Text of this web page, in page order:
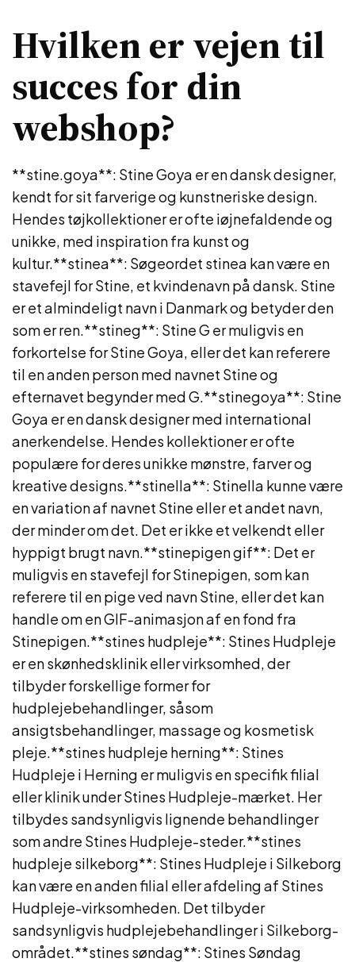
Hvilken er vejen til
succes for din
webshop?
**stine.goya**: Stine Goya er en dansk designer,
kendt for sit farverige og kunstneriske design.
Hendes tøjkollektioner er ofte iøjnefaldende og
unikke, med inspiration fra kunst og
kultur.**stinea**: Søgeordet stinea kan være en
stavefejl for Stine, et kvindenavn på dansk. Stine
er et almindeligt navn i Danmark og betyder den
som er ren.**stineg**: Stine G er muligvis en
forkortelse for Stine Goya, eller det kan referere
til en anden person med navnet Stine og
efternavet begynder med G.**stinegoya**: Stine
Goya er en dansk designer med international
anerkendelse. Hendes kollektioner er ofte
populære for deres unikke mønstre, farver og
kreative designs.**stinella**: Stinella kunne være
en variation af navnet Stine eller et andet navn,
der minder om det. Det er ikke et velkendt eller
hyppigt brugt navn.**stinepigen gif**: Det er
muligvis en stavefejl for Stinepigen, som kan
referere til en pige ved navn Stine, eller det kan
handle om en GIF-animasjon af en fond fra
Stinepigen.**stines hudpleje**: Stines Hudpleje
er en skønhedsklinik eller virksomhed, der
tilbyder forskellige former for
hudplejebehandlinger, såsom
ansigtsbehandlinger, massage og kosmetisk
pleje.**stines hudpleje herning**: Stines
Hudpleje i Herning er muligvis en specifik filial
eller klinik under Stines Hudpleje-mærket. Her
tilbydes sandsynligvis lignende behandlinger
som andre Stines Hudpleje-steder.**stines
hudpleje silkeborg**: Stines Hudpleje i Silkeborg
kan være en anden filial eller afdeling af Stines
Hudpleje-virksomheden. Det tilbyder
sandsynligvis hudplejebehandlinger i Silkeborg-
området.**stines søndag**: Stines Søndag